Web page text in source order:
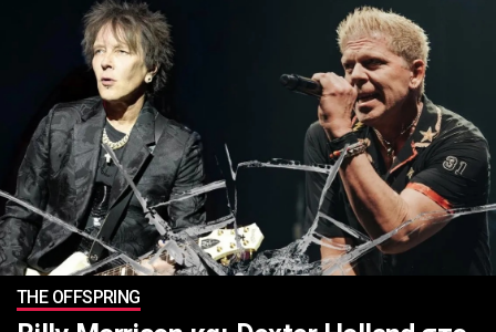
ΤHE OFFSPRING